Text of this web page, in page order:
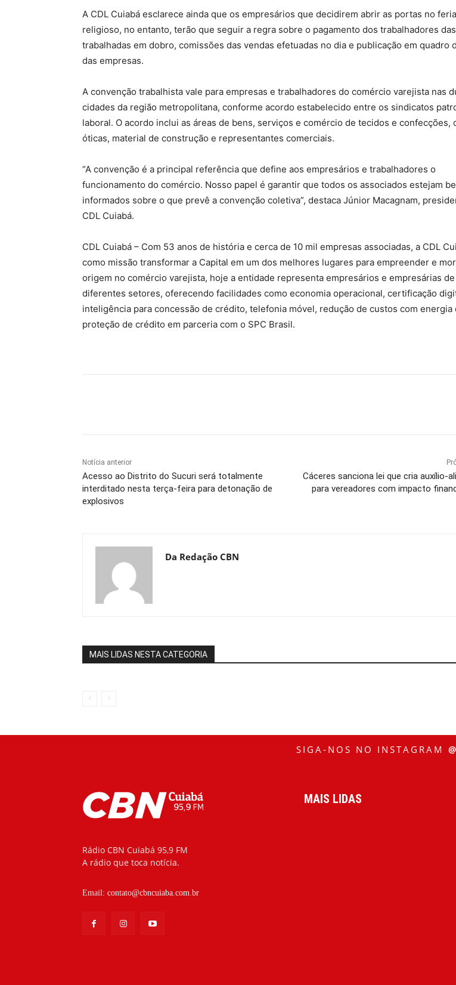
A CDL Cuiabá esclarece ainda que os empresários que decidirem abrir as portas no
religioso, no entanto, terão que seguir a regra sobre o pagamento dos trabalhadores
trabalhadas em dobro, comissões das vendas efetuadas no dia e publicação em quadro
das empresas.
A convenção trabalhista vale para empresas e trabalhadores do comércio varejista nas
cidades da região metropolitana, conforme acordo estabelecido entre os sindicatos
laboral. O acordo inclui as áreas de bens, serviços e comércio de tecidos e confecções,
óticas, material de construção e representantes comerciais.
“A convenção é a principal referência que define aos empresários e trabalhadores o
funcionamento do comércio. Nosso papel é garantir que todos os associados estejam
informados sobre o que prevê a convenção coletiva”, destaca Júnior Macagnam,
CDL Cuiabá.
CDL Cuiabá – Com 53 anos de história e cerca de 10 mil empresas associadas, a CDL
como missão transformar a Capital em um dos melhores lugares para empreender e
origem no comércio varejista, hoje a entidade representa empresários e empresárias de
diferentes setores, oferecendo facilidades como economia operacional, certificação
inteligência para concessão de crédito, telefonia móvel, redução de custos com energia
proteção de crédito em parceria com o SPC Brasil.
Notícia anterior
Acesso ao Distrito do Sucuri será totalmente
interditado nesta terça-feira para detonação de
explosivos
Cáceres sanciona lei que cria auxílio-
para vereadores com impacto
Da Redação CBN
MAIS LIDAS NESTA CATEGORIA
SIGA-NOS NO INSTAGRAM
Rádio CBN Cuiabá 95,9 FM
A rádio que toca notícia.
Email: contato@cbncuiaba.com.br
MAIS LIDAS